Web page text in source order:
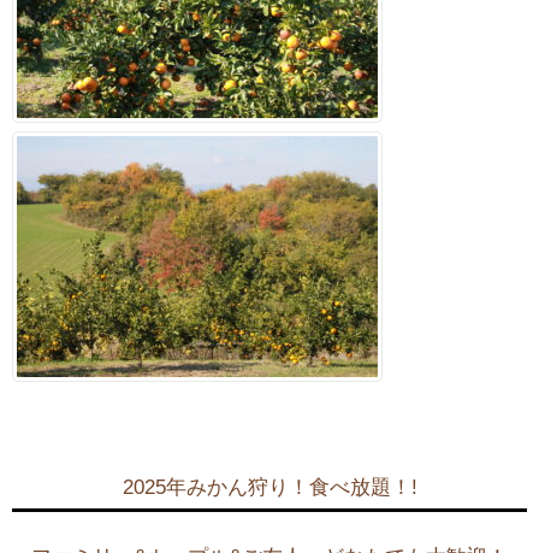
2025年みかん狩り！食べ放題！!